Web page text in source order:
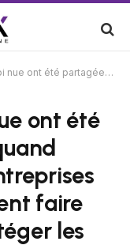
– les entreprises technologiques doivent faire davantage pour protéger les enfants
ont été
faire
les